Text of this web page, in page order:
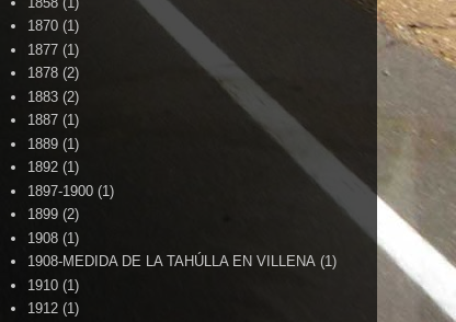
1870 (1)
1877 (1)
1878 (2)
1883 (2)
1887 (1)
1889 (1)
1892 (1)
1897-1900 (1)
1899 (2)
1908 (1)
1908-MEDIDA DE LA TAHÚLLA EN VILLENA (1)
1910 (1)
1912 (1)